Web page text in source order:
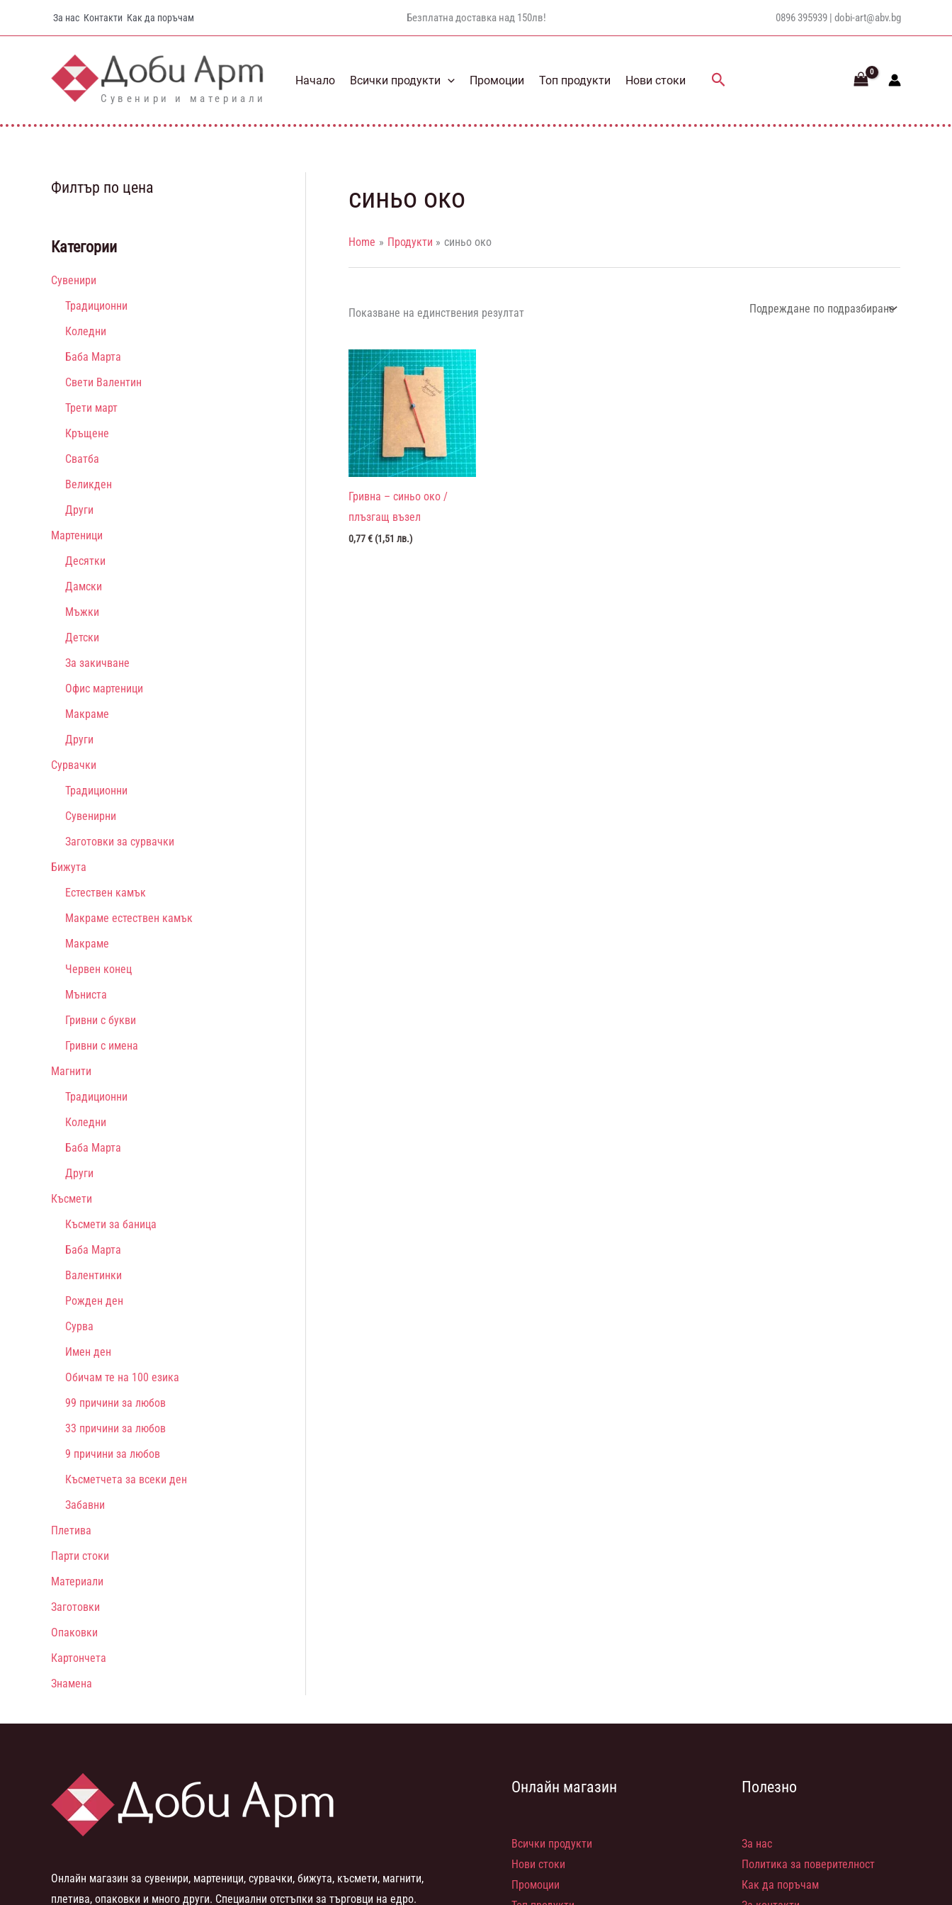
За нас Контакти Как да поръчам Безплатна доставка над 150лв! 0896 395939 | dobi-art@abv.bg
Сувенири и материали
Начало Всички продукти Промоции Топ продукти Нови стоки Search
Филтър по цена
Категории
Сувенири
Традиционни
Коледни
Баба Марта
Свети Валентин
Трети март
Кръщене
Сватба
Великден
Други
Мартеници
Десятки
Дамски
Мъжки
Детски
За закичване
Офис мартеници
Макраме
Други
Сурвачки
Традиционни
Сувенирни
Заготовки за сурвачки
Бижута
Естествен камък
Макраме естествен камък
Макраме
Червен конец
Мъниста
Гривни с букви
Гривни с имена
Магнити
Традиционни
Коледни
Баба Марта
Други
Късмети
Късмети за баница
Баба Марта
Валентинки
Рожден ден
Сурва
Имен ден
Обичам те на 100 езика
99 причини за любов
33 причини за любов
9 причини за любов
Късметчета за всеки ден
Забавни
Плетива
Парти стоки
Материали
Заготовки
Опаковки
Картончета
Знамена
синьо око
Home Продукти синьо око
Показване на единствения резултат
Гривна – синьо око /
плъзгащ възел
0,77€ (1,51 лв.)
Онлайн магазин за сувенири, мартеници, сурвачки, бижута, късмети, магнити,
плетива, опаковки и много други. Специални отстъпки за търговци на едро.
Онлайн магазин
Всички продукти
Нови стоки
Промоции
Полезно
За нас
Политика за поверителност
Как да поръчам